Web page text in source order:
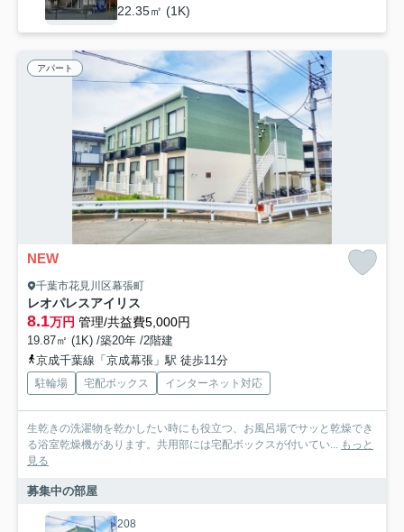
22.35㎡ (1K)
アパート
NEW
千葉市花見川区幕張町
レオパレスアイリス
8.1万円 管理/共益費5,000円
19.87㎡ (1K) /築20年 /2階建
京成千葉線「京成幕張」駅 徒歩11分
駐輪場 宅配ボックス インターネット対応
生乾きの洗濯物を乾かしたい時にも役立つ、お風呂場でサッと乾燥でき
る浴室乾燥機があります。共用部には宅配ボックスが付いてい...
もっと
見る
募集中の部屋
208